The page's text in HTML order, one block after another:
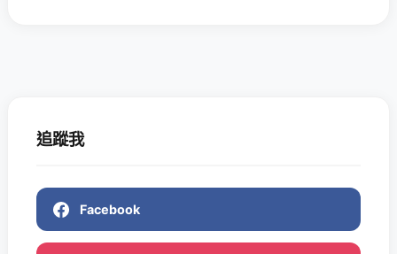
追蹤我
Facebook